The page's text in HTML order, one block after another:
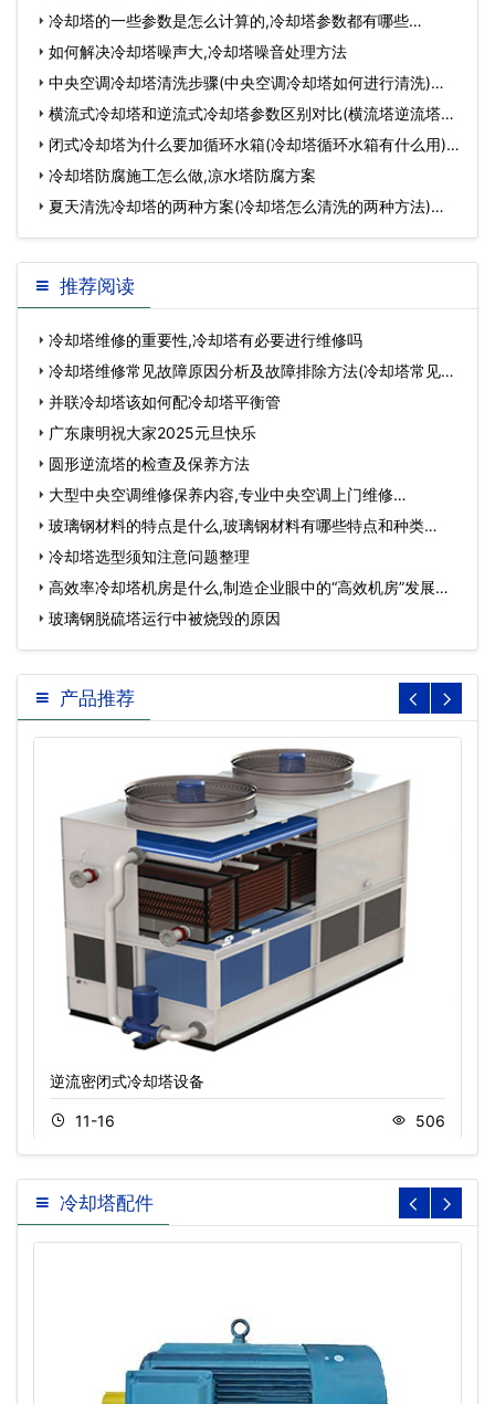
冷却塔的一些参数是怎么计算的,冷却塔参数都有哪些…
如何解决冷却塔噪声大,冷却塔噪音处理方法
中央空调冷却塔清洗步骤(中央空调冷却塔如何进行清洗)…
横流式冷却塔和逆流式冷却塔参数区别对比(横流塔逆流塔的
不同之处)…
闭式冷却塔为什么要加循环水箱(冷却塔循环水箱有什么用)…
冷却塔防腐施工怎么做,凉水塔防腐方案
夏天清洗冷却塔的两种方案(冷却塔怎么清洗的两种方法)…
推荐阅读
冷却塔维修的重要性,冷却塔有必要进行维修吗
冷却塔维修常见故障原因分析及故障排除方法(冷却塔常见故
障及解决方法…
并联冷却塔该如何配冷却塔平衡管
广东康明祝大家2025元旦快乐
圆形逆流塔的检查及保养方法
大型中央空调维修保养内容,专业中央空调上门维修…
玻璃钢材料的特点是什么,玻璃钢材料有哪些特点和种类…
冷却塔选型须知注意问题整理
高效率冷却塔机房是什么,制造企业眼中的“高效机房”发展前
景…玻璃钢脱硫塔运行中被烧毁的原因
产品推荐
逆流密闭式冷却塔设备
11-16 506
冷却塔配件